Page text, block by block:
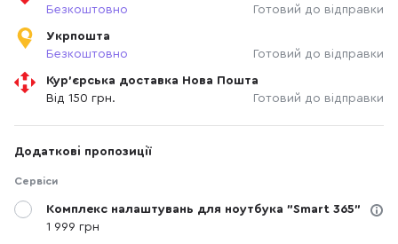
Безкоштовно
Готовий до відправки
Укрпошта
Безкоштовно
Готовий до відправки
Кур'єрська доставка Нова Пошта
Від 150 грн.
Готовий до відправки
Додаткові пропозиції
Сервіси
Комплекс налаштувань для ноутбука "Smart 365"
1 999 грн